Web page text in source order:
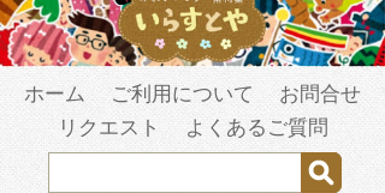
ホーム ご利用について
お問合せ
リクエスト
よくあるご質問